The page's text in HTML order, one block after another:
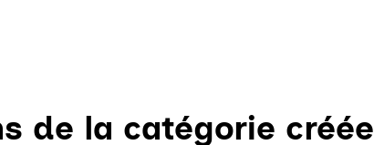
de la catégorie créée